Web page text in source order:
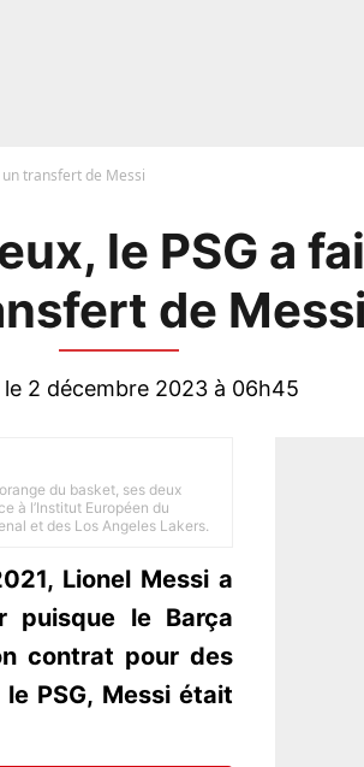
transfert de Messi
le PSG a
de Messi
le 2 décembre 2023 à 06h45
du basket, ses deux
à l’Institut Européen du
et des Los Angeles Lakers.
Lionel Messi a
puisque le Barça
contrat pour des
PSG, Messi était